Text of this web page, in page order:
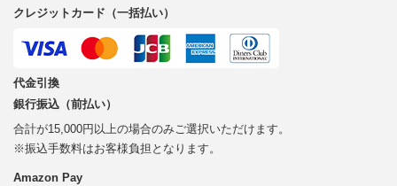
クレジットカード（一括払い）
代金引換
銀行振込（前払い）
合計が15,000円以上の場合のみご選択いただけます。
※振込手数料はお客様負担となります。
Amazon Pay